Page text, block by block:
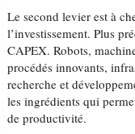
Le second levier est à
l’investissement. Plus
CAPEX. Robots,
procédés innovants,
recherche et
les ingrédients qui
de productivité.